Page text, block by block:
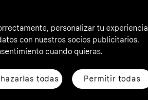
personalizar tu experiencia
con nuestros socios publicitarios.
cuando quieras.
todas Permitir todas